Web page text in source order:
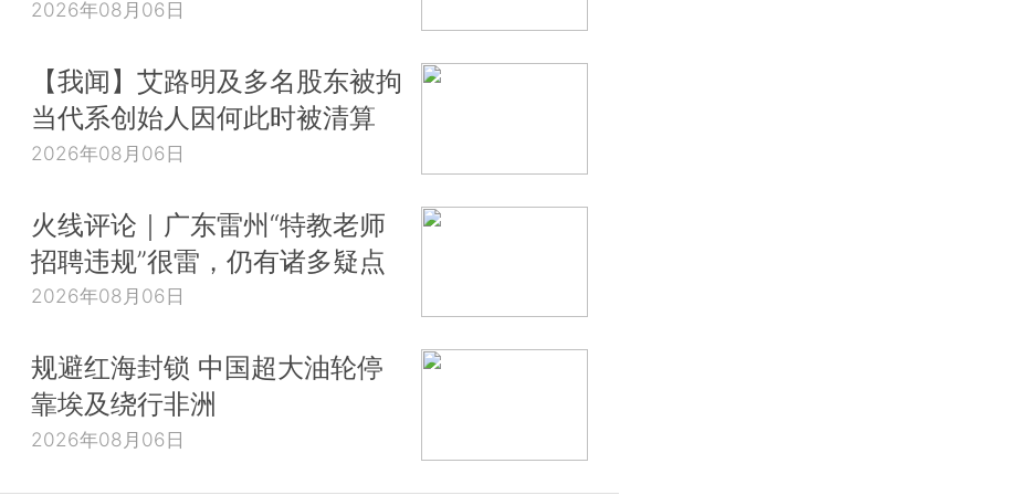
2026年08月06日
【我闻】艾路明及多名股东被拘
当代系创始人因何此时被清算
2026年08月06日
火线评论｜广东雷州“特教老师
招聘违规”很雷，仍有诸多疑点
2026年08月06日
规避红海封锁 中国超大油轮停
靠埃及绕行非洲
2026年08月06日